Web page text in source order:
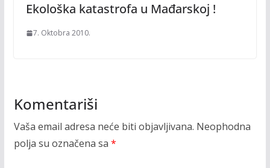
Ekološka katastrofa u Mađarskoj !
7. Oktobra 2010.
Komentariši
Vaša email adresa neće biti objavljivana. Neophodna
polja su označena sa *